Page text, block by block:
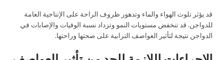
قد يؤثر تلوث الهواء والماء وتدهور ظروف الراحة على الإنتاجية العامة
للدواجن. قد تنخفض مستويات النمو وتزداد نسبة الوفيات والإصابات في
الدواجن نتيجة لتأثير العواصف الترابية على صحتها وراحتها.